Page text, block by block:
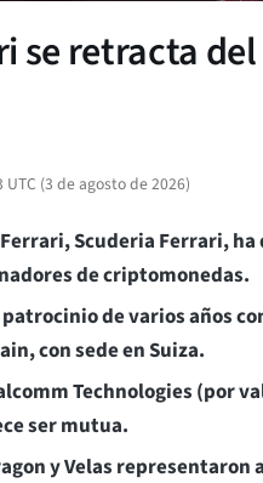
se retracta
UTC (3 de agosto de 2026)
Scuderia Ferrari, ha
de criptomonedas.
de varios años
con sede en Suiza.
Technologies (por
ser mutua.
y Velas